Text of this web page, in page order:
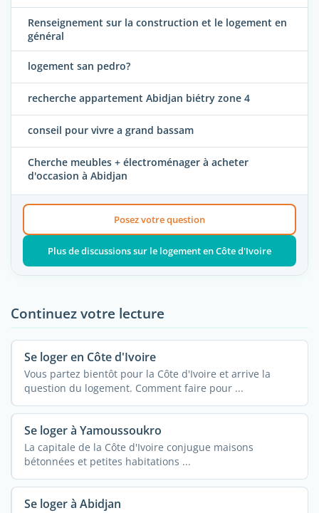
Renseignement sur la construction et le logement en
général
logement san pedro?
recherche appartement Abidjan biétry zone 4
conseil pour vivre a grand bassam
Cherche meubles + électroménager à acheter
d'occasion à Abidjan
Posez votre question
Plus de discussions sur le logement en Côte d'Ivoire
Continuez votre lecture
Se loger en Côte d'Ivoire
Vous partez bientôt pour la Côte d'Ivoire et arrive la
question du logement. Comment faire pour ...
Se loger à Yamoussoukro
La capitale de la Côte d'Ivoire conjugue maisons
bétonnées et petites habitations ...
Se loger à Abidjan